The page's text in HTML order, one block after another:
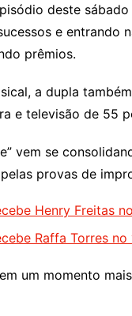
deste
e entrando
prêmios.
a dupla
e televisão de 55
vem se
provas de
Henry Freitas
Raffa Torres no
um momento